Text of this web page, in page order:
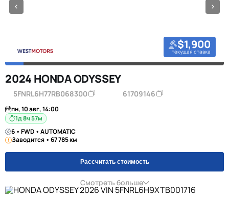
$1,900
текущая ставка
2024 HONDA ODYSSEY
5FNRL6H77RB068300 61709146
пн, 10 авг, 14:00
1д 8ч 57м
6 • FWD • AUTOMATIC
Заводится • 67 785 км
Рассчитать стоимость
Смотреть больше